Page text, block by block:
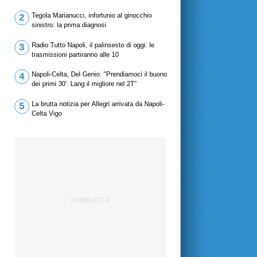
2
Tegola Marianucci, infortunio al ginocchio
sinistro: la prima diagnosi
3
Radio Tutto Napoli, il palinsesto di oggi: le
trasmissioni partiranno alle 10
4
Napoli-Celta, Del Genio: "Prendiamoci il buono
dei primi 30'. Lang il migliore nel 2T"
5
La brutta notizia per Allegri arrivata da Napoli-
Celta Vigo